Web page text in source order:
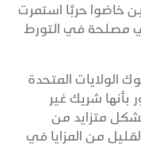
خاضوا حربًا استمرت
مصلحة في التورط
الولايات المتحدة
شريك غير
متزايد من
من المزايا في